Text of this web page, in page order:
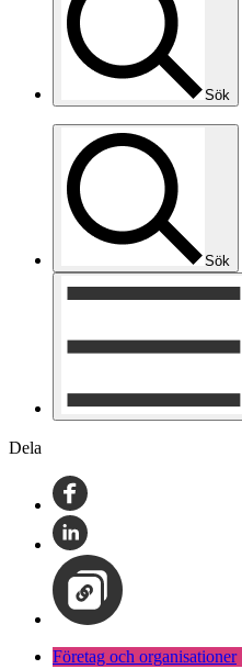
Sök
Sök
Dela
Företag och organisationer